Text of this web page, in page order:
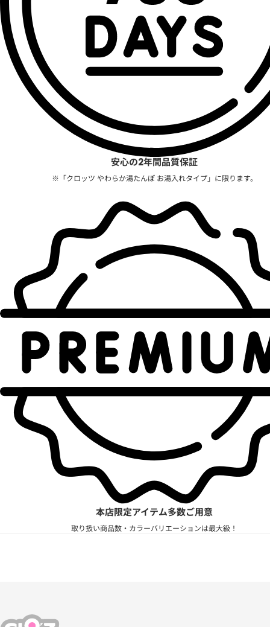
安心の2年間品質保証
※「クロッツ やわらか湯たんぽ お湯入れタイプ」に限ります。
本店限定アイテム多数ご用意
取り扱い商品数・カラーバリエーションは最大級！
CLO'Z｜クロッツ公式